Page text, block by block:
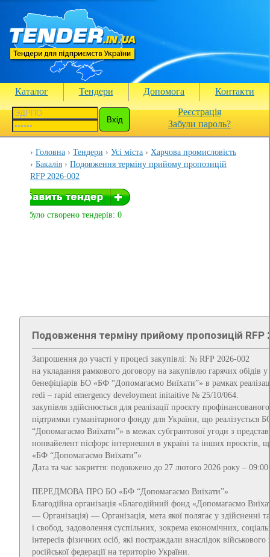
Каталог Тендери Допомога
Контакти
Реєстрація
Забули пароль?
Головна Тендери Усі міста
Харчова промисловість
Бакалія
Подовження терміну прийому пропозицій
RFP 2026-002
Вами було створено тендерів: 0
Подовження терміну прийому пропозицій RFP
Запрошення до участі у процесі закупівлі: № RFP 2026-002
на укладання рамкового договору на закупівлю гарячих обідів
бенефіціарів БО «БФ “Допомагаємо Виїхати”» в рамках
redi – rapid emergency develoyment initaitive № 25/10/064.
закупівля здійснюється для реалізації проєкту
підтримки гуманітарного фонду для України, що реалізується
“Допомагаємо Виїхати”» в межах субгрантової угоди з
нонвайелент пісфорс інтернешнл в україні та інших проєктів,
«БФ “Допомагаємо Виїхати”»
Дата та час закриття: подовжено до 27 лютого 2026 року – 09:00
ПЕРЕДМОВА ПРО БО «БФ “Допомагаємо Виїхати”»
Благодійна організація «Благодійний фонд «Допомагаємо
— Організація) — Організація, мета якої полягає у здійсненні
i свобод, задоволення суспільних, зокрема економічних,
інтересів фізичних осіб, які постраждали внаслідок військового
російської федерації на територію України.